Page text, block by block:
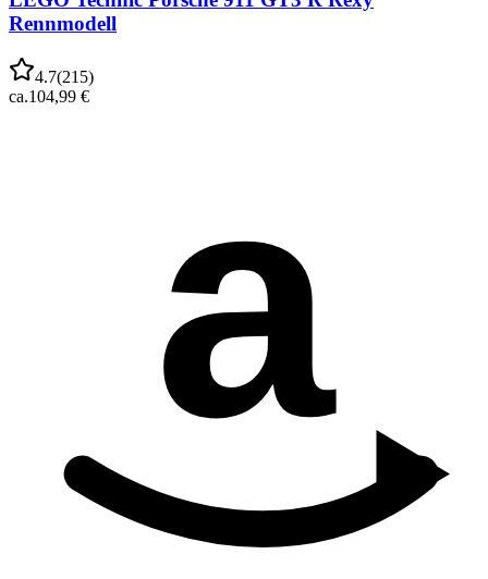
Rennmodell
4.7(215)
ca.104,99 €
a